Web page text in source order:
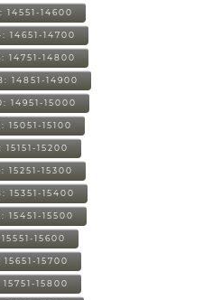
14551-14600
14651-14700
14751-14800
14851-14900
14951-15000
15051-15100
15151-15200
15251-15300
15351-15400
15451-15500
15600
15651-15700
15751-15800